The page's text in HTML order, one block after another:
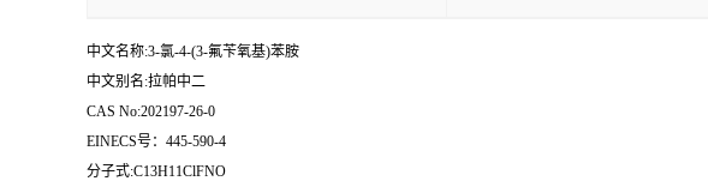
中文名称:3-氯-4-(3-氟苄氧基)苯胺
中文别名:拉帕中二
CAS No:202197-26-0
EINECS号：445-590-4
分子式:C13H11ClFNO